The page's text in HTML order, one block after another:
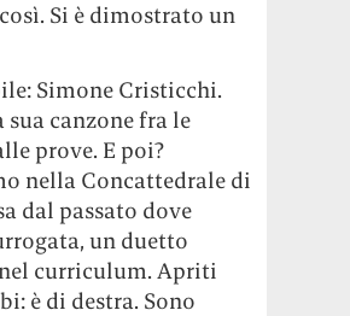
Si è dimostrato un
Simone Cristicchi.
canzone fra le
prove. E poi?
nella Concattedrale di
dal passato dove
un duetto
curriculum. Apriti
è di destra. Sono